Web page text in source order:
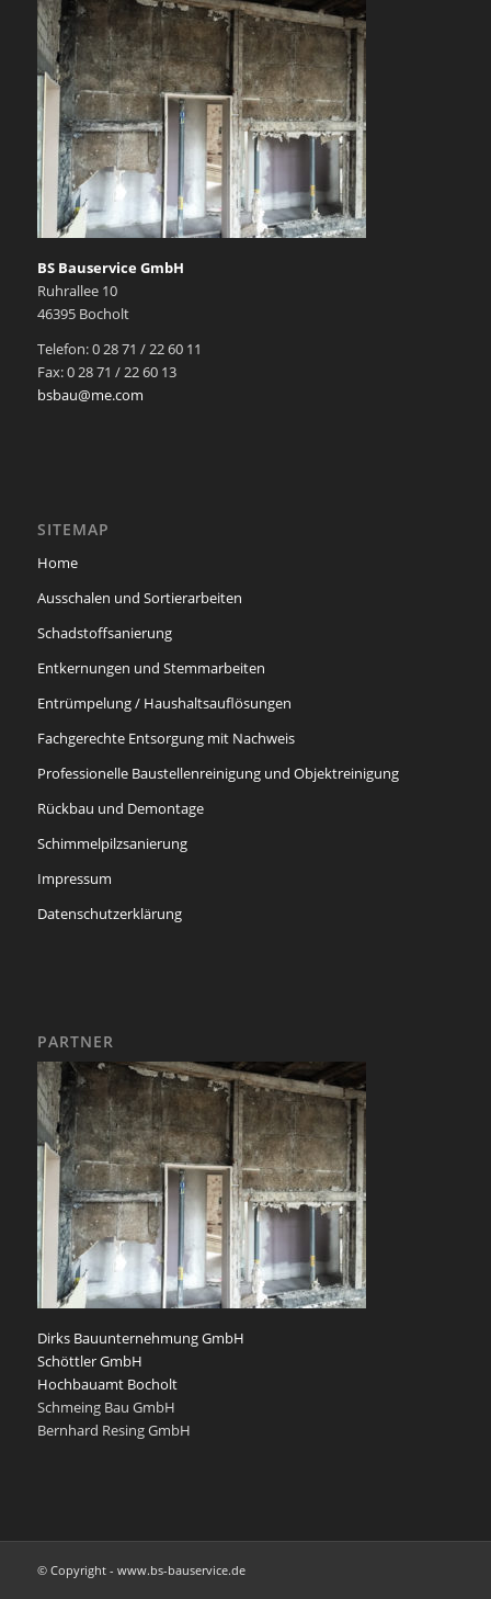
BS Bauservice GmbH
Ruhrallee 10
46395 Bocholt
Telefon: 0 28 71 / 22 60 11
Fax: 0 28 71 / 22 60 13
bsbau@me.com
SITEMAP
Home
Ausschalen und Sortierarbeiten
Schadstoffsanierung
Entkernungen und Stemmarbeiten
Entrümpelung / Haushaltsauflösungen
Fachgerechte Entsorgung mit Nachweis
Professionelle Baustellenreinigung und Objektreinigung
Rückbau und Demontage
Schimmelpilzsanierung
Impressum
Datenschutzerklärung
PARTNER
Dirks Bauunternehmung GmbH
Schöttler GmbH
Hochbauamt Bocholt
Schmeing Bau GmbH
Bernhard Resing GmbH
© Copyright - www.bs-bauservice.de